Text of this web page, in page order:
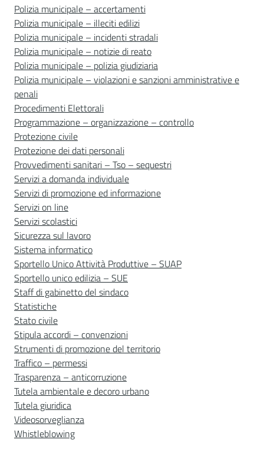
Polizia municipale – accertamenti
Polizia municipale – illeciti edilizi
Polizia municipale – incidenti stradali
Polizia municipale – notizie di reato
Polizia municipale – polizia giudiziaria
Polizia municipale – violazioni e sanzioni amministrative e
penali
Procedimenti Elettorali
Programmazione – organizzazione – controllo
Protezione civile
Protezione dei dati personali
Provvedimenti sanitari – Tso – sequestri
Servizi a domanda individuale
Servizi di promozione ed informazione
Servizi on line
Servizi scolastici
Sicurezza sul lavoro
Sistema informatico
Sportello Unico Attività Produttive – SUAP
Sportello unico edilizia – SUE
Staff di gabinetto del sindaco
Statistiche
Stato civile
Stipula accordi – convenzioni
Strumenti di promozione del territorio
Traffico – permessi
Trasparenza – anticorruzione
Tutela ambientale e decoro urbano
Tutela giuridica
Videosorveglianza
Whistleblowing